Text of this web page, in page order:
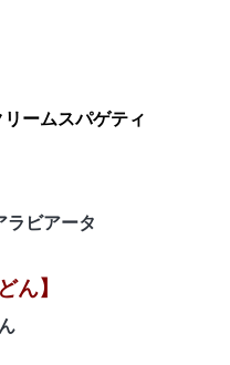
ームスパゲティ
ラビアータ
ん】